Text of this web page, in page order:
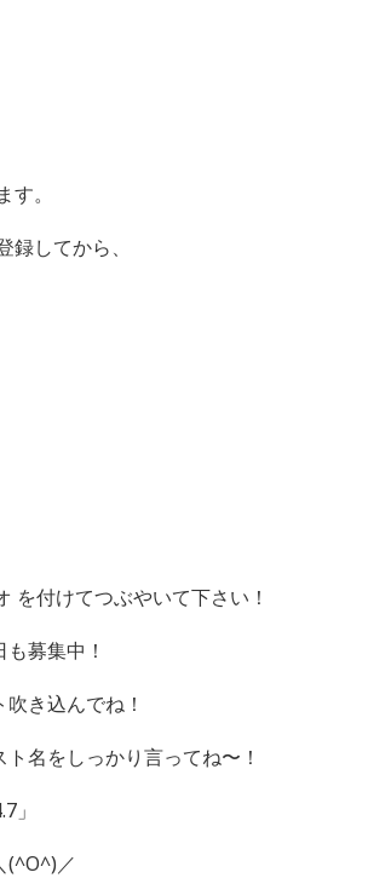
す。
してから、
付けてつぶやいて下さい！
も募集中！
き込んでね！
名をしっかり言ってね〜！
」
(^O^)／